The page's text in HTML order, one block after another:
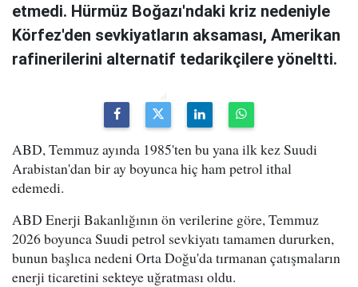
etmedi. Hürmüz Boğazı'ndaki kriz nedeniyle
Körfez'den sevkiyatların aksaması, Amerikan
rafinerilerini alternatif tedarikçilere yöneltti.
ABD, Temmuz ayında 1985'ten bu yana ilk kez Suudi
Arabistan'dan bir ay boyunca hiç ham petrol ithal
edemedi.
ABD Enerji Bakanlığının ön verilerine göre, Temmuz
2026 boyunca Suudi petrol sevkiyatı tamamen dururken,
bunun başlıca nedeni Orta Doğu'da tırmanan çatışmaların
enerji ticaretini sekteye uğratması oldu.